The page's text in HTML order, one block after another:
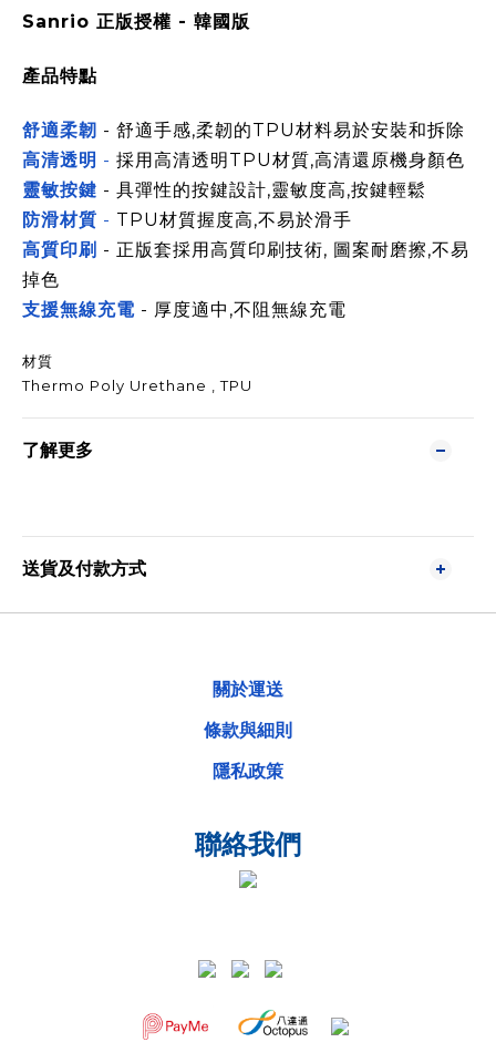
Sanrio 正版授權 - 韓國版
產品特點
舒適柔韌 - 舒適手感,柔韌的TPU材料易於安裝和拆除
高清透明 - 採用高清透明TPU材質,高清還原機身顏色
靈敏按鍵 - 具彈性的按鍵設計,靈敏度高,按鍵輕鬆
防滑材質 - TPU材質握度高,不易於滑手
高質印刷 - 正版套採用高質印刷技術, 圖案耐磨擦,不易
掉色
支援無線充電 - 厚度適中,不阻無線充電
材質
Thermo Poly Urethane , TPU
了解更多
送貨及付款方式
關於運送
條款與細則
隱私政策
聯絡我們